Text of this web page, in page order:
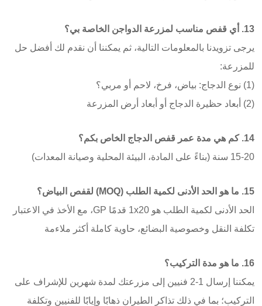
13. أي قفص مناسب لمزرعة الدواجن الخاصة بي؟
يرجى تزويدنا بالمعلومات التالية، ثم يمكننا أن نقدم لك أفضل حل
للمزرعة:
(1) نوع الدجاج: بياض، فرخ، لاحم أو مربي؟
(2) أبعاد حظيرة الدجاج أو أبعاد أرض المزرعة
14. كم هي مدة عمر قفص الدجاج الخاص بكم؟
15-20 سنة (بناءً على المادة، البيئة المحلية وصيانة المعدات)
15. ما هو الحد الأدنى لكمية الطلب (MOQ) لقفص البياض؟
الحد الأدنى لكمية الطلب هو 1x20 قدمًا GP، مع الأخذ في الاعتبار
تكلفة النقل وخصوصية البضائع، حاوية كاملة أكثر ملاءمة
16. ما هو مدة التركيب؟
يمكننا إرسال 1-2 فنيين إلى مزرعتك لمدة شهرين للإشراف على
التركيب؛ بما في ذلك تذاكر الطيران ذهابًا وإيابًا للفنيين وتكلفة